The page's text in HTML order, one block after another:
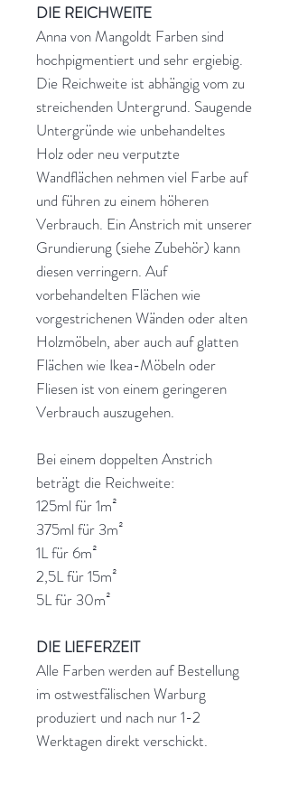
DIE REICHWEITE
Anna von Mangoldt Farben sind
hochpigmentiert und sehr ergiebig.
Die Reichweite ist abhängig vom zu
streichenden Untergrund. Saugende
Untergründe wie unbehandeltes
Holz oder neu verputzte
Wandflächen nehmen viel Farbe auf
und führen zu einem höheren
Verbrauch. Ein Anstrich mit unserer
Grundierung (siehe Zubehör) kann
diesen verringern. Auf
vorbehandelten Flächen wie
vorgestrichenen Wänden oder alten
Holzmöbeln, aber auch auf glatten
Flächen wie Ikea-Möbeln oder
Fliesen ist von einem geringeren
Verbrauch auszugehen.
Bei einem doppelten Anstrich
beträgt die Reichweite:
125ml für 1m²
375ml für 3m²
1L für 6m²
2,5L für 15m²
5L für 30m²
DIE LIEFERZEIT
Alle Farben werden auf Bestellung
im ostwestfälischen Warburg
produziert und nach nur 1-2
Werktagen direkt verschickt.